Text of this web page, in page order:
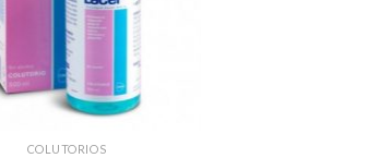
COLUTORIOS